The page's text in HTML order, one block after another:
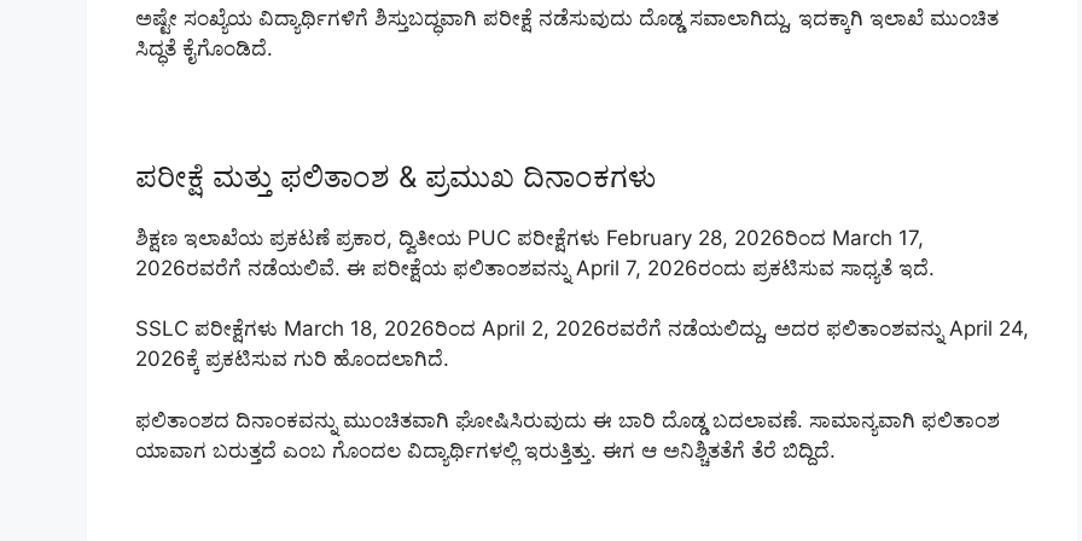
ಅಷ್ಟೇ ಸಂಖ್ಯೆಯ ವಿದ್ಯಾರ್ಥಿಗಳಿಗೆ ಶಿಸ್ತುಬದ್ಧವಾಗಿ ಪರೀಕ್ಷೆ ನಡೆಸುವುದು ದೊಡ್ಡ ಸವಾಲಾಗಿದ್ದು, ಇದಕ್ಕಾಗಿ ಇಲಾಖೆ ಮುಂಚಿತ
ಸಿದ್ಧತೆ ಕೈಗೊಂಡಿದೆ.
ಪರೀಕ್ಷೆ ಮತ್ತು ಫಲಿತಾಂಶ & ಪ್ರಮುಖ ದಿನಾಂಕಗಳು
ಶಿಕ್ಷಣ ಇಲಾಖೆಯ ಪ್ರಕಟಣೆ ಪ್ರಕಾರ, ದ್ವಿತೀಯ PUC ಪರೀಕ್ಷೆಗಳು February 28, 2026ರಿಂದ March 17,
2026ರವರೆಗೆ ನಡೆಯಲಿವೆ. ಈ ಪರೀಕ್ಷೆಯ ಫಲಿತಾಂಶವನ್ನು April 7, 2026ರಂದು ಪ್ರಕಟಿಸುವ ಸಾಧ್ಯತೆ ಇದೆ.
SSLC ಪರೀಕ್ಷೆಗಳು March 18, 2026ರಿಂದ April 2, 2026ರವರೆಗೆ ನಡೆಯಲಿದ್ದು, ಅದರ ಫಲಿತಾಂಶವನ್ನು April 24,
2026ಕ್ಕೆ ಪ್ರಕಟಿಸುವ ಗುರಿ ಹೊಂದಲಾಗಿದೆ.
ಫಲಿತಾಂಶದ ದಿನಾಂಕವನ್ನು ಮುಂಚಿತವಾಗಿ ಘೋಷಿಸಿರುವುದು ಈ ಬಾರಿ ದೊಡ್ಡ ಬದಲಾವಣೆ. ಸಾಮಾನ್ಯವಾಗಿ ಫಲಿತಾಂಶ
ಯಾವಾಗ ಬರುತ್ತದೆ ಎಂಬ ಗೊಂದಲ ವಿದ್ಯಾರ್ಥಿಗಳಲ್ಲಿ ಇರುತ್ತಿತ್ತು. ಈಗ ಆ ಅನಿಶ್ಚಿತತೆಗೆ ತೆರೆ ಬಿದ್ದಿದೆ.